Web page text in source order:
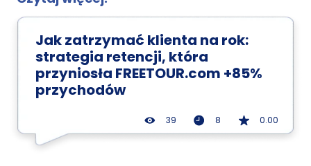
Jak zatrzymać klienta na rok:
strategia retencji, która
przyniosła FREETOUR.com +85%
przychodów
39 8 0.00